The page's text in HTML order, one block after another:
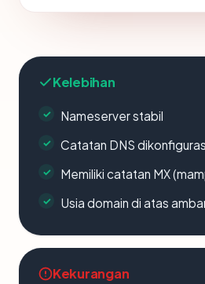
Kelebihan
Nameserver stabil
Catatan DNS
Memiliki catatan MX
Usia domain di atas
Kekurangan